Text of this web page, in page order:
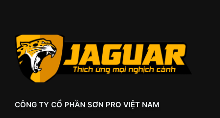
CÔNG TY CỔ PHẦN SƠN PRO VIỆT NAM